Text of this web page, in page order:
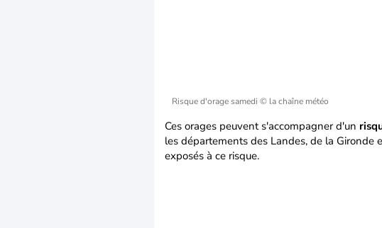
Risque d'orage samedi © la chaîne météo
Ces orages peuvent s'accompagner d'un
les départements des Landes, de la
exposés à ce risque.